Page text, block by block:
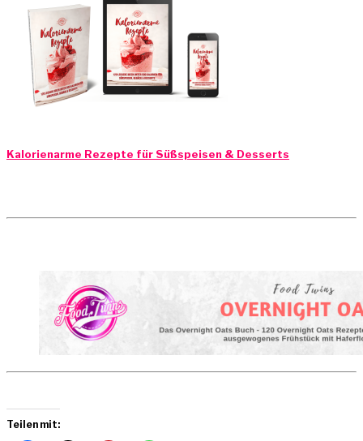
Kalorienarme Rezepte für Süßspeisen & Desserts
Teilen mit: